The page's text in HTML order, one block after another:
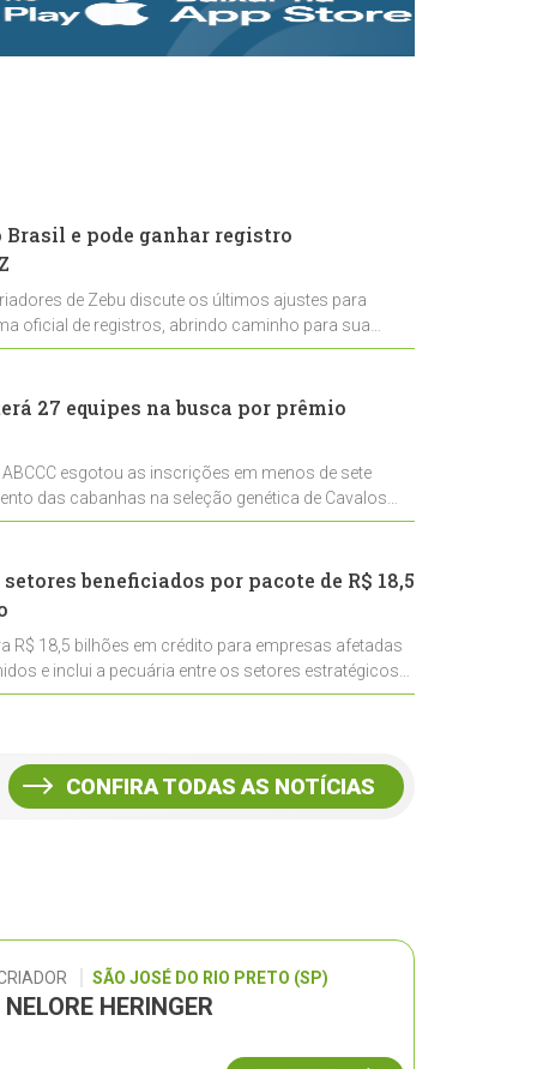
rastreabilidade e
rigor técnico para
Brasil e pode ganhar registro
de Zebu discute os últimos ajustes para
oficial de registros, abrindo caminho para sua
27 equipes na busca por prêmio
esgotou as inscrições em menos de sete
das cabanhas na seleção genética de Cavalos
beneficiados por pacote de R$ 18,5
R$ 18,5 bilhões em crédito para empresas afetadas
e inclui a pecuária entre os setores estratégicos
CONFIRA TODAS AS NOTÍCIAS
SÃO JOSÉ DO RIO PRETO (SP)
HERINGER